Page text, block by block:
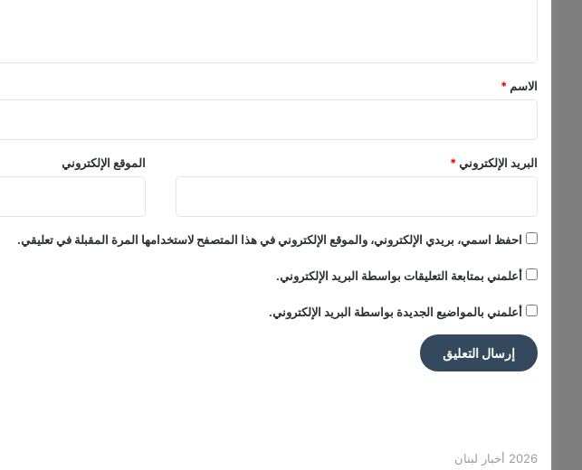
ج
ة
ب
ن
*
الاسم *
البريد الإلكتروني* الموقع الإلكتروني
احفظ اسمي، بريدي الإلكتروني، والموقع الإلكتروني في هذا المتصفح لاستخدامها المرة المقبلة في تعليقي.
أعلمني بمتابعة التعليقات بواسطة البريد الإلكتروني.
أعلمني بالمواضيع الجديدة بواسطة البريد الإلكتروني.
2026 أخبار لبنان